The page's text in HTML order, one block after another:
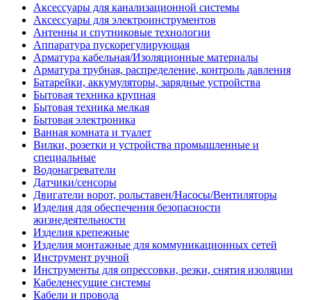
Аксессуары для канализационной системы
Аксессуары для электроинструментов
Антенны и спутниковые технологии
Аппаратура пускорегулирующая
Арматура кабельная/Изоляционные материалы
Арматура трубная, распределение, контроль давления
Батарейки, аккумуляторы, зарядные устройства
Бытовая техника крупная
Бытовая техника мелкая
Бытовая электроника
Ванная комната и туалет
Вилки, розетки и устройства промышленные и
специальные
Водонагреватели
Датчики/сенсоры
Двигатели ворот, рольставен/Насосы/Вентиляторы
Изделия для обеспечения безопасности
жизнедеятельности
Изделия крепежные
Изделия монтажные для коммуникационных сетей
Инструмент ручной
Инструменты для опрессовки, резки, снятия изоляции
Кабеленесущие системы
Кабели и провода